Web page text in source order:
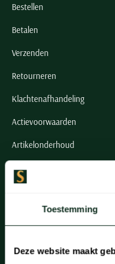
Toestemming
Deze website maakt
Bestellen
Betalen
Verzenden
Retourneren
Klachtenafhandeling
Actievoorwaarden
Artikelonderhoud
Onze winkels
Onze winkels
Heemstede
Hillegom